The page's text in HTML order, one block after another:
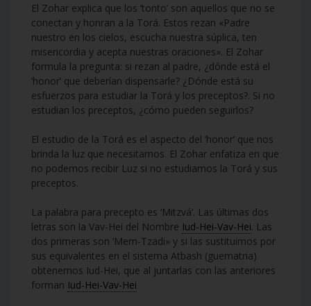
El Zohar explica que los ‘tonto’ son aquellos que no se
conectan y honran a la Torá. Estos rezan «Padre
nuestro en los cielos, escucha nuestra súplica, ten
misericordia y acepta nuestras oraciones». El Zohar
formula la pregunta: si rezan al padre, ¿dónde está el
‘honor’ que deberían dispensarle? ¿Dónde está su
esfuerzos para estudiar la Torá y los preceptos?. Si no
estudian los preceptos, ¿cómo pueden seguirlos?
El estudio de la Torá es el aspecto del ‘honor’ que nos
brinda la luz que necesitamos. El Zohar enfatiza en que
no podemos recibir Luz si no estudiamos la Torá y sus
preceptos.
La palabra para precepto es ‘Mitzvá’. Las últimas dos
letras son la Vav-Hei del Nombre Iud-Hei-Vav-Hei. Las
dos primeras son ‘Mem-Tzadi» y si las sustituimos por
sus equivalentes en el sistema Atbash (guematria)
obtenemos Iud-Hei, que al juntarlas con las anteriores
forman Iud-Hei-Vav-Hei